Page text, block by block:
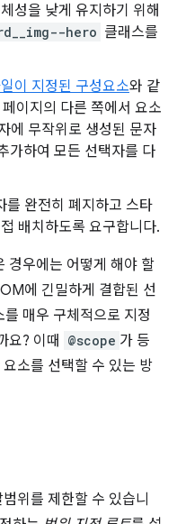
성을 낮게 유지하기 위해
hero 클래스를
이 지정된 구성요소와 같
이지의 다른 쪽에서 요소
에 무작위로 생성된 문자
가하여 모든 선택자를 다
를 완전히 폐지하고 스타
배치하도록 요구합니다.
경우에는 어떻게 해야 할
에 긴밀하게 결합된 선
매우 구체적으로 지정
요? 이때
@scope 가 등
소를 선택할 수 있는 방
위를 제한할 수 있습니